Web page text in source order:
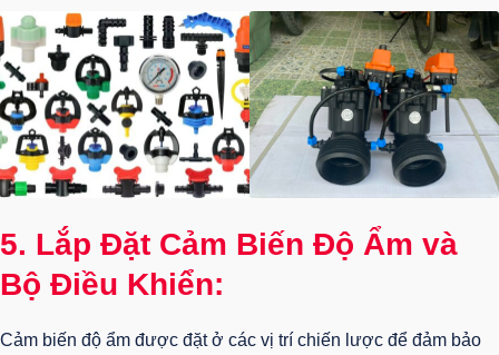
5. Lắp Đặt Cảm Biến Độ Ẩm và
Bộ Điều Khiển:
Cảm biến độ ẩm được đặt ở các vị trí chiến lược để đảm bảo